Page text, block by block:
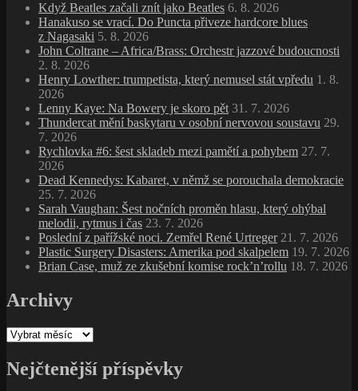
Když Beatles začali znít jako Beatles 6. 8. 2026
Hanakuso se vrací. Do Puncta přiveze hardcore blues
z Nagasaki 5. 8. 2026
John Coltrane – Africa/Brass: Orchestr jazzové budoucnosti
2. 8. 2026
Henry Lowther: trumpetista, který nemusel stát vpředu 1. 8.
2026
Lenny Kaye: Na Bowery je skoro pět 31. 7. 2026
Thundercat mění baskytaru v osobní nervovou soustavu 29.
7. 2026
Rychlovka #6: šest skladeb mezi pamětí a pohybem 27. 7.
2026
Dead Kennedys: Kabaret, v němž se porouchala demokracie
25. 7. 2026
Sarah Vaughan: Šest nočních proměn hlasu, který ohýbal
melodii, rytmus i čas 23. 7. 2026
Poslední z pařížské noci. Zemřel René Urtreger 21. 7. 2026
Plastic Surgery Disasters: Amerika pod skalpelem 19. 7. 2026
Brian Case, muž ze zkušební komise rock’n’rollu 18. 7. 2026
Archivy
Archivy
Nejčtenější příspěvky